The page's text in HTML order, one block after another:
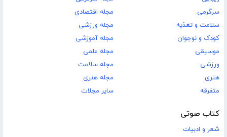
سرگرمی
سلامت و تغذیه
کودک و نوجوان
موسیقی
ورزشی
هنری
متفرقه
مجله اقتصادی
مجله ورزشی
مجله آموزشی
مجله علمی
مجله سلامت
مجله هنری
سایر مجلات
کتاب صوتی
شعر و ادبیات